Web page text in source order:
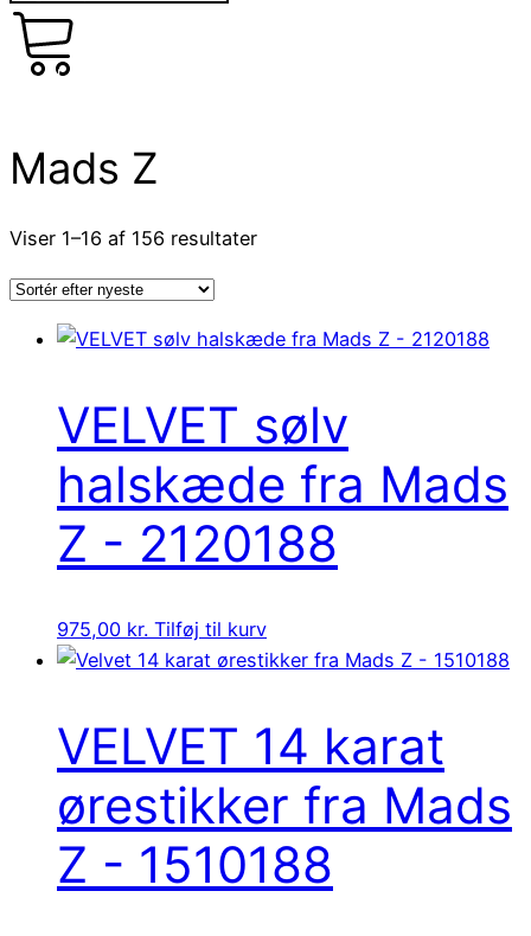
0
0,00 kr.
Mads Z
Viser 1–16 af 156 resultaterSorteret
VELVET sølv
halskæde fra Mads
Z - 2120188
975,00 kr. Tilføj til kurv
VELVET 14 karat
ørestikker fra Mads
Z - 1510188